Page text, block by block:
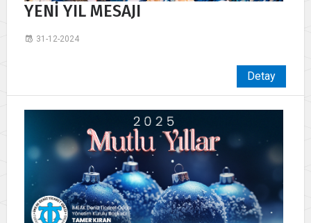
YENİ YIL MESAJI
31-12-2024
Detay